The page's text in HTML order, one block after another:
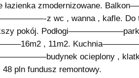
łazienka zmodernizowane.
z wc , wanna , kafle. Do
pokój.
, 11m2.
ocieplony ,
pln fundusz remontowy.